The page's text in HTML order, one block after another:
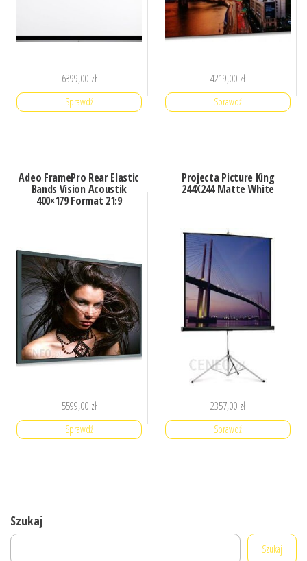
6399,00 zł
Sprawdź
4219,00 zł
Sprawdź
Adeo FramePro Rear Elastic
Bands Vision Acoustik
400×179 Format 21:9
5599,00 zł
Sprawdź
Projecta Picture King
244X244 Matte White
2357,00 zł
Sprawdź
Szukaj
Szukaj